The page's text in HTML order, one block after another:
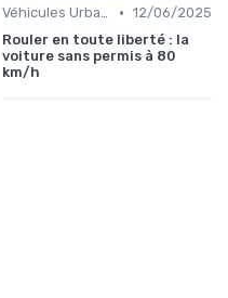
Véhicules Urbains • 12/06/2025
Rouler en toute liberté : la
voiture sans permis à 80
km/h